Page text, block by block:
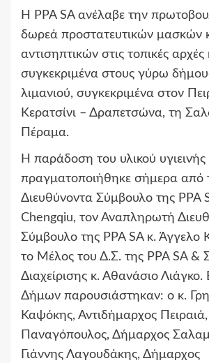
Η PPA SA ανέλαβε την
δωρεά προστατευτικών μασκών
αντισηπτικών στις τοπικές αρχές
συγκεκριμένα στους γύρω
λιμανιού, συγκεκριμένα στον
Κερατσίνι – Δραπετσώνα, τη
Πέραμα.
Η παράδοση του υλικού υγιεινής
πραγματοποιήθηκε σήμερα από
Διευθύνοντα Σύμβουλο της PPA
Chengqiu, τον Αναπληρωτή
Σύμβουλο της PPA SA κ. Άγγελο
το Μέλος του Δ.Σ. της PPA SA &
Διαχείρισης κ. Αθανάσιο
Δήμων παρουσιάστηκαν: ο κ.
Καψόκης, Αντιδήμαρχος Πειραιά,
Παναγόπουλος, Δήμαρχος
Γιάννης Λαγουδάκης, Δήμαρχος